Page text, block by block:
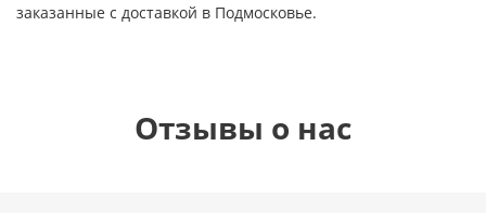
заказанные с доставкой в Подмосковье.
Отзывы о нас